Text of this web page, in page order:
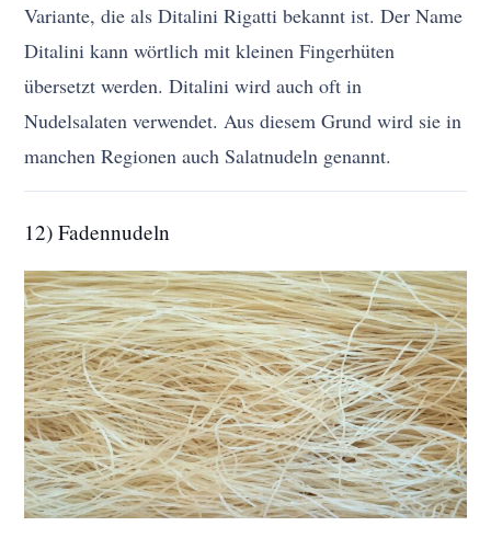
Variante, die als Ditalini Rigatti bekannt ist. Der Name
Ditalini kann wörtlich mit kleinen Fingerhüten
übersetzt werden. Ditalini wird auch oft in
Nudelsalaten verwendet. Aus diesem Grund wird sie in
manchen Regionen auch Salatnudeln genannt.
12) Fadennudeln